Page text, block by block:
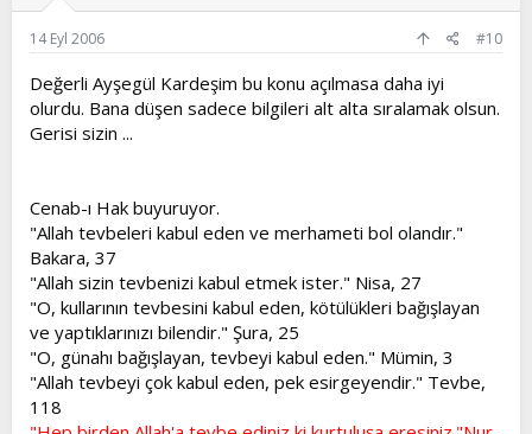
14 Eyl 2006 #10
Değerli Ayşegül Kardeşim bu konu açılmasa daha iyi
olurdu. Bana düşen sadece bilgileri alt alta sıralamak olsun.
Gerisi sizin ...
Cenab-ı Hak buyuruyor.
"Allah tevbeleri kabul eden ve merhameti bol olandır."
Bakara, 37
"Allah sizin tevbenizi kabul etmek ister." Nisa, 27
"O, kullarının tevbesini kabul eden, kötülükleri bağışlayan
ve yaptıklarınızı bilendir." Şura, 25
"O, günahı bağışlayan, tevbeyi kabul eden." Mümin, 3
"Allah tevbeyi çok kabul eden, pek esirgeyendir." Tevbe,
118